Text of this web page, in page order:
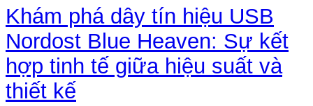
Khám phá dây tín hiệu USB
Nordost Blue Heaven: Sự kết
hợp tinh tế giữa hiệu suất và
thiết kế